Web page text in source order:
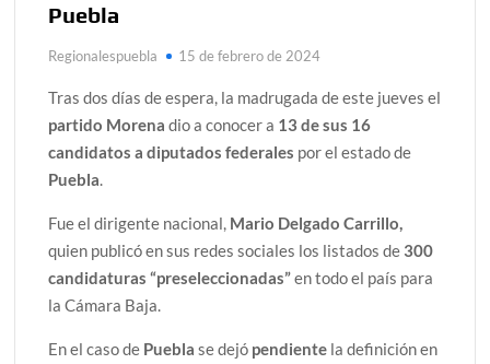
Puebla
Regionalespuebla 15 de febrero de 2024
Tras dos días de espera, la madrugada de este jueves el
partido Morena dio a conocer a 13 de sus 16
candidatos a diputados federales por el estado de
Puebla
Fue el dirigente nacional, Mario Delgado Carrillo,
quien publicó en sus redes sociales los listados de 300
candidaturas “preseleccionadas”en todo el país para
la Cámara Baja.
En el caso de Puebla se dejó pendiente la definición en